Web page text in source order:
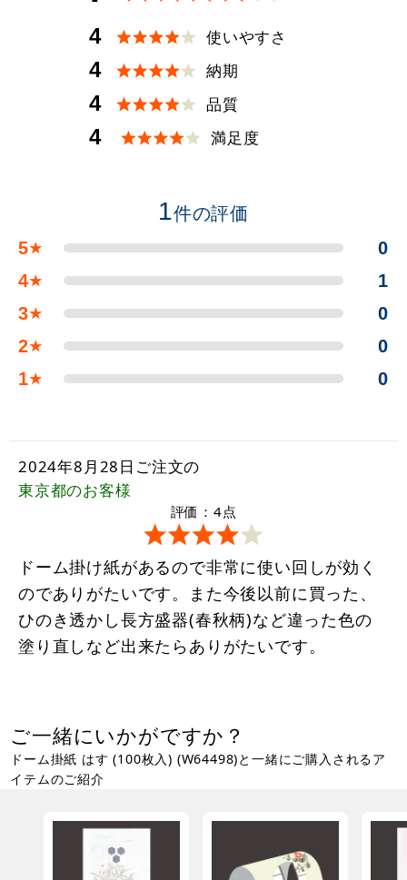
4 使いやすさ
4 納期
4 品質
4 満足度
1件の評価
5★
0
4★
1
3★
0
2★
0
1★ 0
2024年8月28日ご注文の
東京都のお客様
評価：4点
ドーム掛け紙があるので非常に使い回しが効く
のでありがたいです。また今後以前に買った、
ひのき透かし長方盛器(春秋柄)など違った色の
塗り直しなど出来たらありがたいです。
ご一緒にいかがですか？
ドーム掛紙 はす (100枚入) (W64498)と一緒にご購入されるア
イテムのご紹介